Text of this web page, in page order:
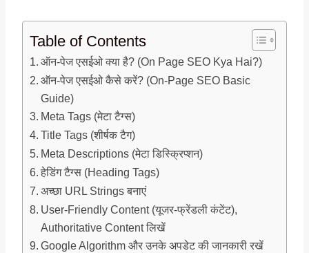
Table of Contents
ऑन-पेज एसईओ क्या है? (On Page SEO Kya Hai?)
ऑन-पेज एसईओ कैसे करें? (On-Page SEO Basic
Guide)
Meta Tags (मेटा टैग्स)
Title Tags (शीर्षक टैग)
Meta Descriptions (मेटा डिस्क्रिप्शन)
हेडिंग टैग्स (Heading Tags)
अच्छा URL Strings बनाएं
User-Friendly Content (यूजर-फ्रेंडली कंटेंट),
Authoritative Content लिखें
Google Algorithm और उनके अपडेट की जानकारी रखें